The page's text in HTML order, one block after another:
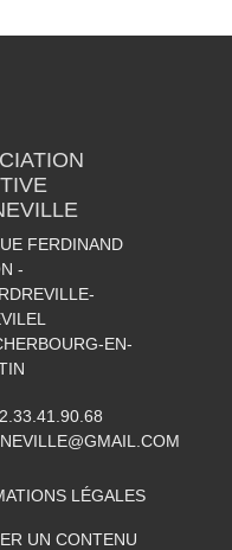
FERDINAND
-
EN-
LÉGALES
UN CONTENU